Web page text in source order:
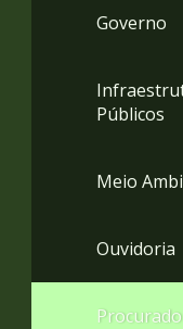
Governo
Públicos
Meio
Ouvidoria